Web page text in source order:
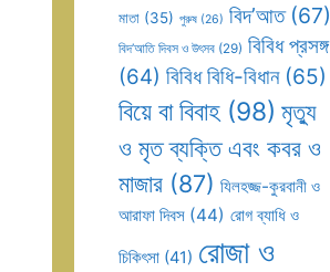
মাতা (35) পুরুষ (26) বিদ’আত(67)
বিদ’আতি দিবস ও উৎসব (29) বিবিধ প্রসঙ্গ
(64) বিবিধ বিধি-বিধান(65)
বিয়ে বা বিবাহ (98) মৃত্যু
ও মৃত ব্যক্তি এবং কবর ও
মাজার (87) যিলহজ্জ-কুরবানী ও
আরাফা দিবস (44) রোগ ব্যাধি ও
চিকিৎসা (41) রোজা ও